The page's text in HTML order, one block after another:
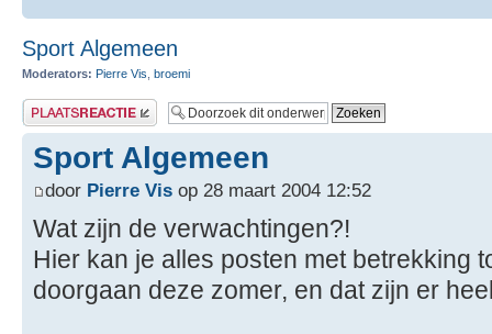
Sport Algemeen
Moderators: Pierre Vis broemi
Plaats een reactie
Sport Algemeen
door Pierre Vis op 28 maart 2004 12:52
Wat zijn de verwachtingen?!
Hier kan je alles posten met betrekking
doorgaan deze zomer, en dat zijn er